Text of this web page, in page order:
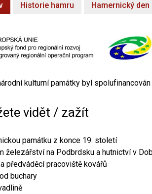
Historie hamru Hamernický den
kulturní památky byl
vidět / zažít
památku z konce 19. století
železářství na Podbrdsku a hutnictví v
předváděcí pracoviště kovářů
buchary